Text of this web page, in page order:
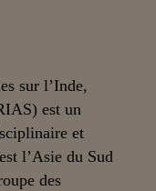
sur l’Inde,
est un
et
l’Asie du Sud
des